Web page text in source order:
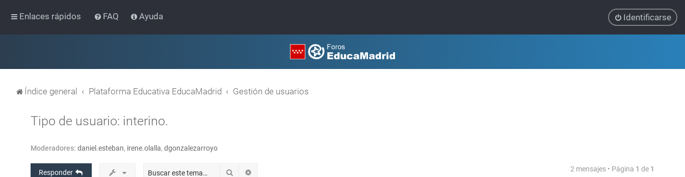
Enlaces rápidos FAQ Ayuda Identificarse
Índice general Plataforma Educativa EducaMadrid Gestión de usuarios
Tipo de usuario: interino.
Moderadores: daniel.esteban, irene.olalla, dgonzalezarroyo
Responder Buscar 2 mensajes • Página 1 de 1